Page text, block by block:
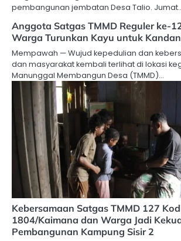
pembangunan jembatan Desa Talio.
Anggota Satgas TMMD Reguler ke-
Warga Turunkan Kayu untuk
Mempawah — Wujud kepedulian dan
dan masyarakat kembali terlihat di lokasi
Manunggal Membangun Desa (TMMD)…
Kebersamaan Satgas TMMD 127
1804/Kaimana dan Warga Jadi
Pembangunan Kampung Sisir 2